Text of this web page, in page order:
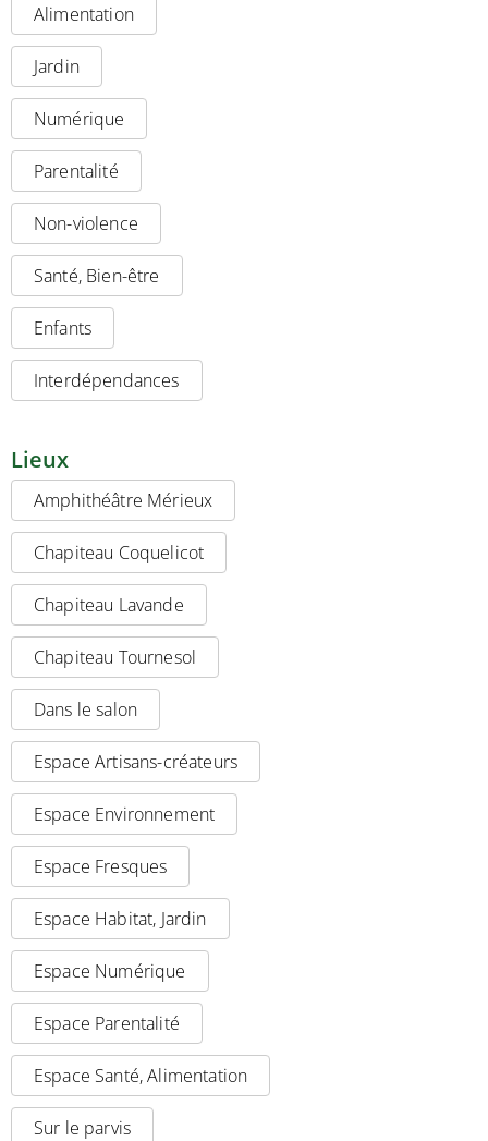
Alimentation
Jardin
Numérique
Parentalité
Non-violence
Santé, Bien-être
Enfants
Interdépendances
Lieux
Amphithéâtre Mérieux
Chapiteau Coquelicot
Chapiteau Lavande
Chapiteau Tournesol
Dans le salon
Espace Artisans-créateurs
Espace Environnement
Espace Fresques
Espace Habitat, Jardin
Espace Numérique
Espace Parentalité
Espace Santé, Alimentation
Sur le parvis